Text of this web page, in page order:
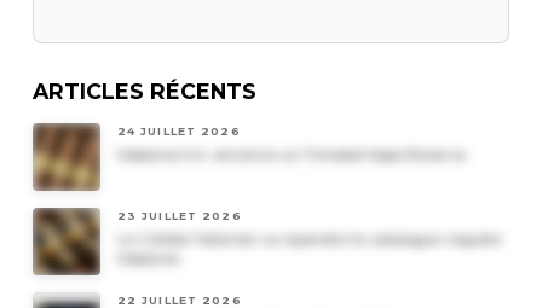
ARTICLES RÉCENTS
24 JUILLET 2026
Habanos S.A. annonce un Trinidad Vigia Reserva
23 JUILLET 2026
Le Cohiba Talismán va rejoindre le catalogue régulier
22 JUILLET 2026